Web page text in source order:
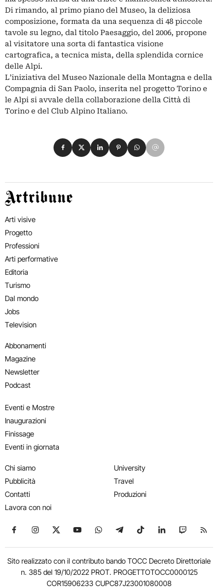
Di rimando, al primo piano del Museo, la deliziosa
composizione, formata da una sequenza di 48 piccole
tavole su legno, dal titolo Paesaggio, del 2006, propone
al visitatore una sorta di fantastica visione
cartografica, a tecnica mista, della splendida cornice
delle Alpi.
L’iniziativa del Museo Nazionale della Montagna e della
Compagnia di San Paolo, inserita nel progetto Torino e
le Alpi si avvale della collaborazione della Città di
Torino e del Club Alpino Italiano.
Condividi su Facebook
Condividi su X
Condividi su LinkedIn
Condividi su Pinterest
Condividi su WhatsApp
Condividi su Email
Artribune
Arti visive
Progetto
Professioni
Arti performative
Editoria
Turismo
Dal mondo
Jobs
Television
Abbonamenti
Magazine
Newsletter
Podcast
Eventi e Mostre
Inaugurazioni
Finissage
Eventi in giornata
Chi siamo
Pubblicità
Contatti
Lavora con noi
University
Travel
Produzioni
Seguici su Facebook
Seguici su Instagram
Seguici su X
Seguici su YouTube
Seguici su WhatsApp
Seguici su Telegram
Seguici su TikTok
Seguici su
Seguici
Sito realizzato con il contributo bando TOCC Decreto Direttoriale
n. 385 del 19/10/2022 PROT. PROGETTOTOCC0000125
COR15906233 CUPC87J23001080008